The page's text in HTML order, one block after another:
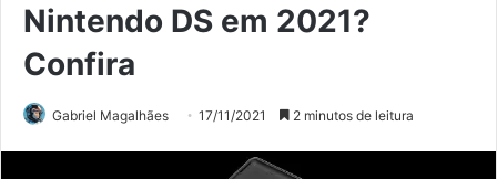
Nintendo DS em 2021?
Confira
Gabriel Magalhães 17/11/2021 2 minutos de leitura